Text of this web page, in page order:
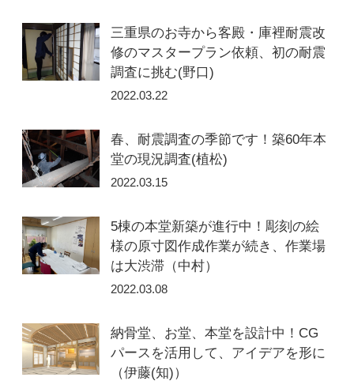
三重県のお寺から客殿・庫裡耐震改
修のマスタープラン依頼、初の耐震
調査に挑む(野口)
2022.03.22
春、耐震調査の季節です！築60年本
堂の現況調査(植松)
2022.03.15
5棟の本堂新築が進行中！彫刻の絵
様の原寸図作成作業が続き、作業場
は大渋滞（中村）
2022.03.08
納骨堂、お堂、本堂を設計中！CG
パースを活用して、アイデアを形に
（伊藤(知)）